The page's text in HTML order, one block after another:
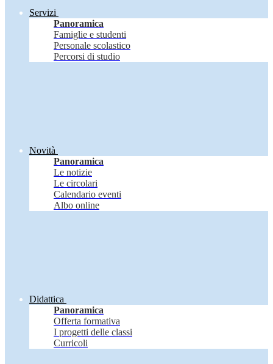
Servizi
Panoramica
Famiglie e studenti
Personale scolastico
Percorsi di studio
Novità
Panoramica
Le notizie
Le circolari
Calendario eventi
Albo online
Didattica
Panoramica
Offerta formativa
I progetti delle classi
Curricoli